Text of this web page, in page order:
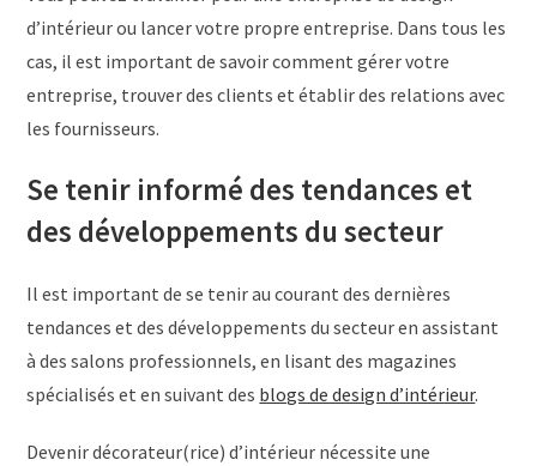
d’intérieur ou lancer votre propre entreprise. Dans tous les
cas, il est important de savoir comment gérer votre
entreprise, trouver des clients et établir des relations avec
les fournisseurs.
Se tenir informé des tendances et
des développements du secteur
Il est important de se tenir au courant des dernières
tendances et des développements du secteur en assistant
à des salons professionnels, en lisant des magazines
spécialisés et en suivant des blogs de design d’intérieur.
Devenir décorateur(rice) d’intérieur nécessite une